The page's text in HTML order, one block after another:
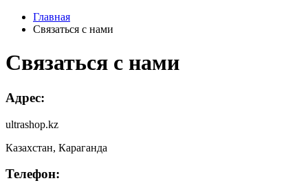
Главная
Связаться с нами
Связаться с нами
Адрес:
ultrashop.kz
Казахстан, Караганда
Телефон: